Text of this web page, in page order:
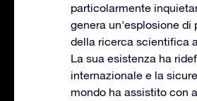
particolarmente
genera un'esplosione di
della ricerca scientifica
La sua esistenza ha
internazionale e la
mondo ha assistito con